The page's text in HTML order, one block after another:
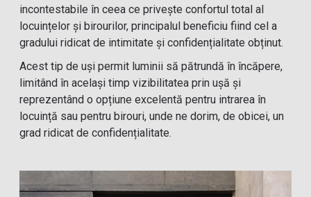
incontestabile în ceea ce privește confortul total al
locuințelor și birourilor, principalul beneficiu fiind cel a
gradului ridicat de intimitate și confidențialitate obținut.
Acest tip de uși permit luminii să pătrundă în încăpere,
limitând în același timp vizibilitatea prin ușă și
reprezentând o opțiune excelentă pentru intrarea în
locuință sau pentru birouri, unde ne dorim, de obicei, un
grad ridicat de confidențialitate.